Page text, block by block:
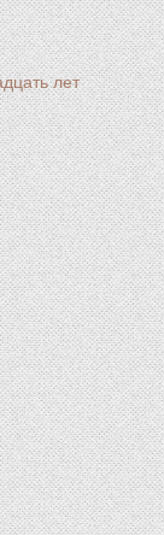
лет